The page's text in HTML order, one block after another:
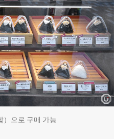
）으로 구매 가능